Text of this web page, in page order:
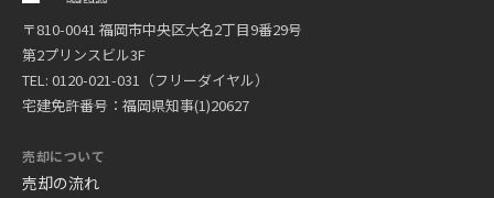
〒810-0041 福岡市中央区大名2丁目9番29号
第2プリンスビル3F
TEL: 0120-021-031（フリーダイヤル）
宅建免許番号：福岡県知事(1)20627
売却について
売却の流れ